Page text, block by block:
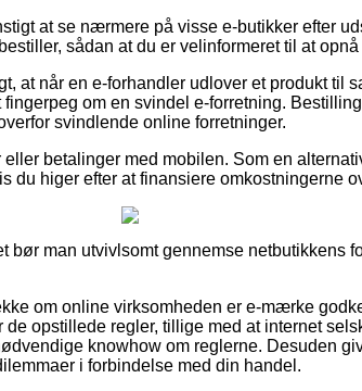
at se nærmere på visse e-butikker efter
sådan at du er velinformeret til at
at når en e-forhandler udlover et produkt til
om en svindel e-forretning.
svindlende online forretninger.
betalinger med mobilen. Som en
du higer efter at finansiere omkostningerne
bør man utvivlsomt gennemse netbutikkens
om online virksomheden er e-mærke
opstillede regler, tillige med at internet
knowhow om reglerne. Desuden
i forbindelse med din handel.